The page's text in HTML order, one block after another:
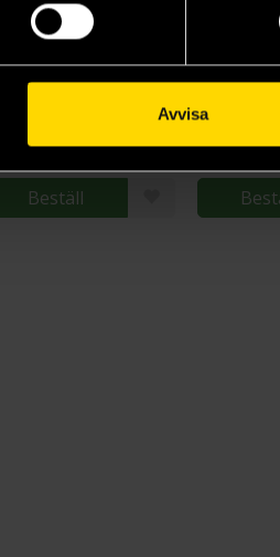
Avvisa
Beställ
159 kr